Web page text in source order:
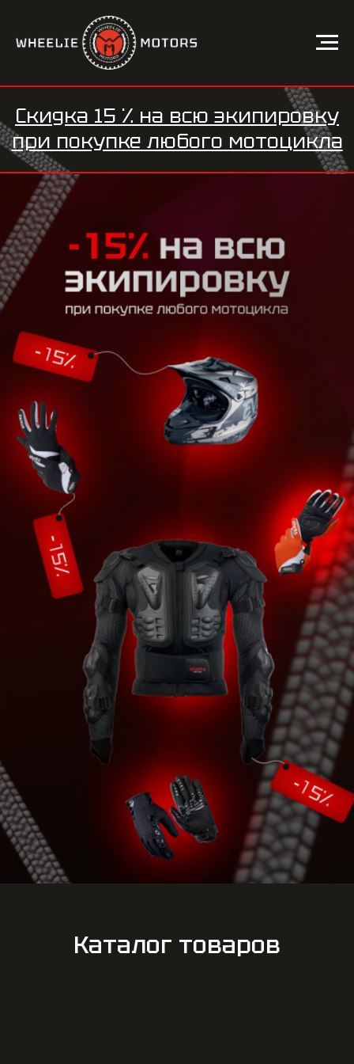
Скидка 15 %на всю экипировку
Каталог товаров